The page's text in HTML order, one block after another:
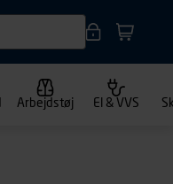
Arbejdstøj El & VVS